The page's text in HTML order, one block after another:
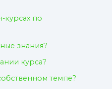
курсах по
знания?
курса?
темпе?